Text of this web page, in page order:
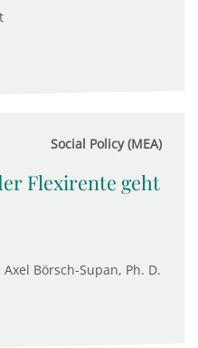
Social Policy (MEA)
Flexirente geht
Börsch-Supan, Ph. D.